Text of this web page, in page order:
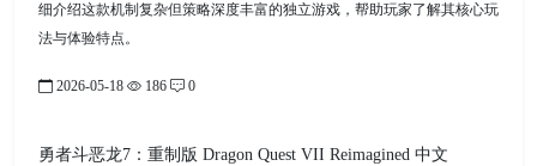
细介绍这款机制复杂但策略深度丰富的独立游戏，帮助玩家了解其核心玩
法与体验特点。
2026-05-18 186 0
勇者斗恶龙7：重制版 Dragon Quest VII Reimagined 中文